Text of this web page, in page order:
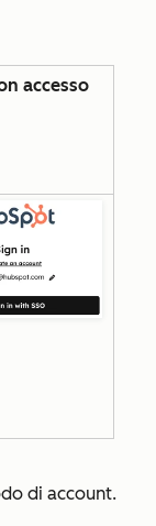
accesso
di account.